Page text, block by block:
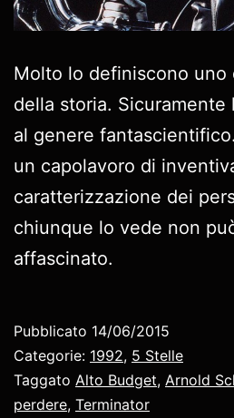
Molto lo definiscono uno
della storia.
al genere
un capolavoro di
caratterizzazione dei
chiunque lo vede non
affascinato.
Pubblicato 14/06/2015
Categorie: 1992, 5 Stelle
Taggato Alto Budget, Arnold
perdere, Terminator